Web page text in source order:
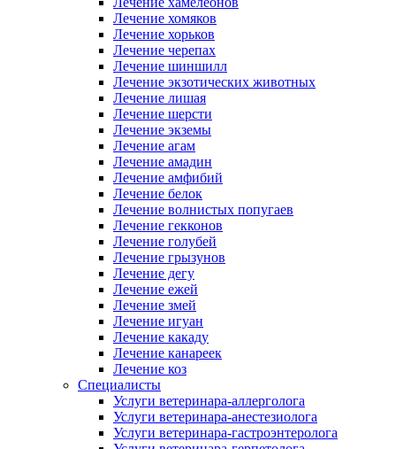
Лечение хомяков
Лечение хорьков
Лечение черепах
Лечение шиншилл
Лечение экзотических животных
Лечение лишая
Лечение шерсти
Лечение экземы
Лечение агам
Лечение амадин
Лечение амфибий
Лечение белок
Лечение волнистых попугаев
Лечение гекконов
Лечение голубей
Лечение грызунов
Лечение дегу
Лечение ежей
Лечение змей
Лечение игуан
Лечение какаду
Лечение канареек
Лечение коз
Специалисты
Услуги ветеринара-аллерголога
Услуги ветеринара-анестезиолога
Услуги ветеринара-гастроэнтеролога